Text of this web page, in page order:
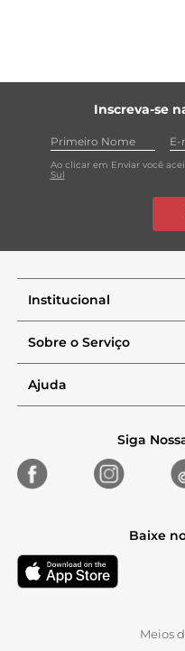
Inscreva-se
Ao clicar em Enviar você
Sul
Institucional
Sobre o Serviço
Ajuda
Siga
Baixe
Meios